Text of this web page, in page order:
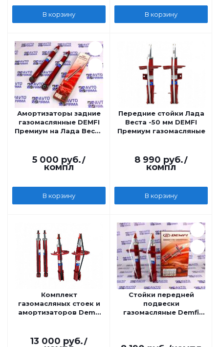
В корзину В корзину
Амортизаторы задние
газомаслянные DEMFI
Премиум на Лада Веста
5 000 руб./
компл
В корзину
Передние стойки Лада
Веста -50 мм DEMFI
Премиум газомасляные
8 990 руб./
компл
В корзину
Комплект
газомасляных стоек и
амортизаторов Demfi
13 000 руб./
Стойки передней
подвески
газомасляные Demfi